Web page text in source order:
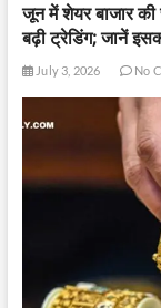
जून में शेयर बाजार
बढ़ी ट्रेडिंग; जानें
July 3, 2026 No